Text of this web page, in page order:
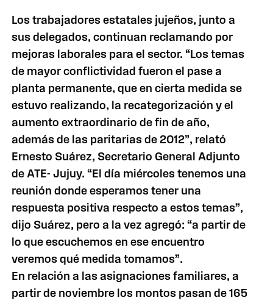
Los trabajadores estatales jujeños, junto a
sus delegados, continuan reclamando por
mejoras laborales para el sector. “Los temas
de mayor conflictividad fueron el pase a
planta permanente, que en cierta medida se
estuvo realizando, la recategorización y el
aumento extraordinario de fin de año,
además de las paritarias de 2012”, relató
Ernesto Suárez, Secretario General Adjunto
de ATE- Jujuy. “El día miércoles tenemos una
reunión donde esperamos tener una
respuesta positiva respecto a estos temas”,
dijo Suárez, pero a la vez agregó: “a partir de
lo que escuchemos en ese encuentro
veremos qué medida tomamos”.
En relación a las asignaciones familiares, a
partir de noviembre los montos pasan de 165